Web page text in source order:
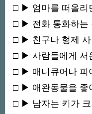
□ ▶ 엄마를 떠올리
□ ▶ 전화 통화하는
□ ▶ 친구나 형제 사
□ ▶ 사람들에게 서
□ ▶ 매니큐어나 피
□ ▶ 애완동물을 좋
□ ▶ 남자는 키가 크